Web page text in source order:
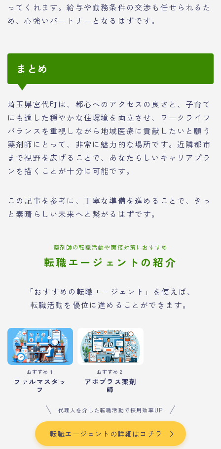
ってくれます。給与や勤務条件の交渉も任せられるた
め、心強いパートナーとなるはずです。
まとめ
埼玉県宮代町は、都心へのアクセスの良さと、子育て
にも適した穏やかな住環境を両立させ、ワークライフ
バランスを重視しながら地域医療に貢献したいと願う
薬剤師にとって、非常に魅力的な場所です。近隣都市
まで視野を広げることで、あなたらしいキャリアプラ
ンを描くことが十分に可能です。
この記事を参考に、丁寧な準備を進めることで、きっ
と素晴らしい未来へと繋がるはずです。
薬剤師の転職活動や面接対策におすすめ
転職エージェントの紹介
「おすすめの転職エージェント」を使えば、
転職活動を優位に進めることができます。
おすすめ１
ファルマスタッ
フ
おすすめ２
アポプラス薬剤
師
代理人を介した転職活動で採用効率UP
転職エージェントの詳細はコチラ